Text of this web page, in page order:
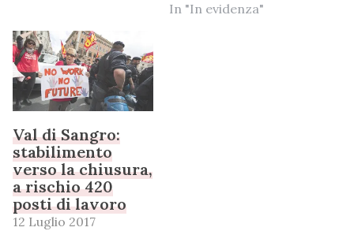
In "In evidenza"
Val di Sangro:
stabilimento
verso la chiusura,
a rischio 420
posti di lavoro
12 Luglio 2017